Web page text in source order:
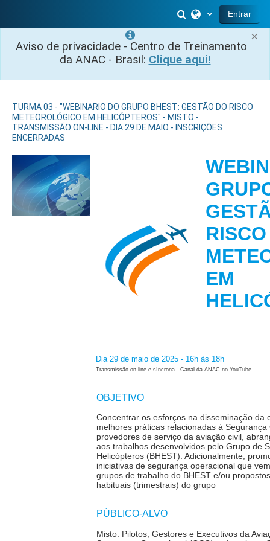
×
Aviso de privacidade - Centro de Treinamento
da ANAC - Brasil: Clique aqui!
Alternar entrada
Entrar
TURMA 03 - "WEBINARIO DO GRUPO BHEST: GESTÃO DO RISCO
METEOROLÓGICO EM HELICÓPTEROS" - MISTO -
TRANSMISSÃO ON-LINE - DIA 29 DE MAIO - INSCRIÇÕES
ENCERRADAS
RISCO
EM
Dia 29 de maio de 2025 - 16h às 18h
Transmissão on-line e síncrona - Canal da ANAC no YouTube
OBJETIVO
Concentrar os esforços na disseminação da
melhores práticas relacionadas à
provedores de serviço da aviação civil,
aos trabalhos desenvolvidos pelo Grupo de
Helicópteros (BHEST). Adicionalmente,
iniciativas de segurança operacional que
grupos de trabalho do BHEST e/ou
habituais (trimestrais) do grupo
PÚBLICO-ALVO
Misto. Pilotos, Gestores e Executivos da